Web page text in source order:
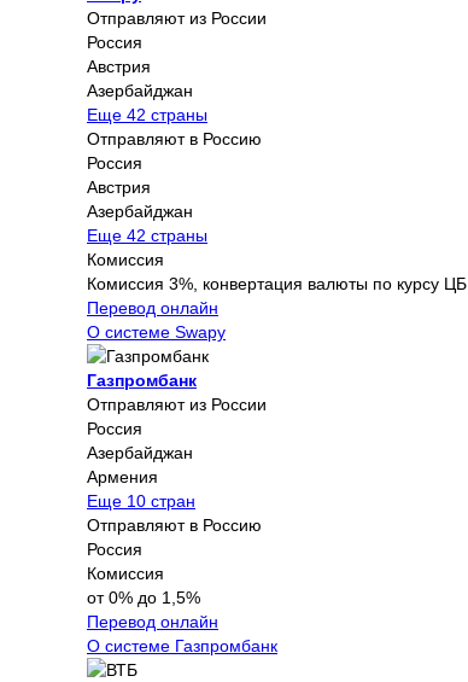
Отправляют из России
Россия
Австрия
Азербайджан
Еще 42 страны
Отправляют в Россию
Россия
Австрия
Азербайджан
Еще 42 страны
Комиссия
Комиссия 3%, конвертация валюты по курсу ЦБ
Перевод онлайн
О системе Swapy
Газпромбанк
Отправляют из России
Россия
Азербайджан
Армения
Еще 10 стран
Отправляют в Россию
Россия
Комиссия
от 0% до 1,5%
Перевод онлайн
О системе Газпромбанк